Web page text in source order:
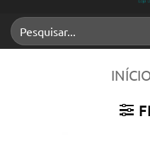
Pesquisar
por: